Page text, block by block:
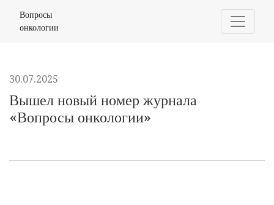
Вышел новый номер журнала «Вопросы онкологии»
Вопросы
онкологии
30.07.2025
Вышел новый номер журнала
«Вопросы онкологии»